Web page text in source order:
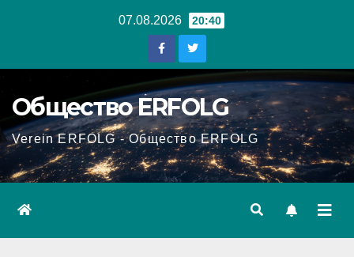
07.08.2026 20:40
Общество ERFOLG
Verein ERFOLG - Общество ERFOLG